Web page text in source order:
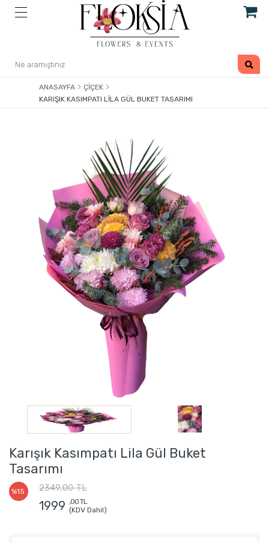
ANASAYFA
ÇIÇEK
KARIŞIK KASIMPATI LILA GÜL BUKET TASARIMI
Karışık Kasımpatı Lila Gül Buket
Tasarımı
%15 2349,00 TL
1999 ,00 TL
(KDV Dahil)